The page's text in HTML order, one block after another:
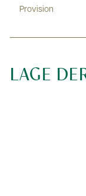
Provision
LAGE